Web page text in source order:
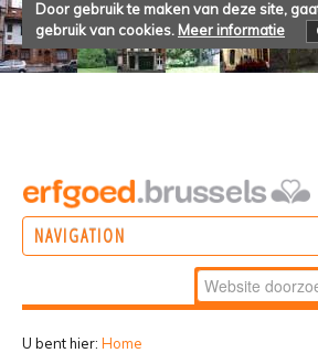
Door gebruik te maken van deze site,
gebruik van cookies. Meer informatie
NAVIGATION
Zoek
Geavanceerd
U bent hier: Home